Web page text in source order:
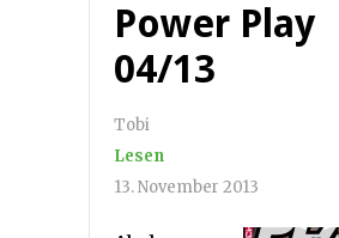
Power Play
04/13
Tobi
Lesen
13. November 2013